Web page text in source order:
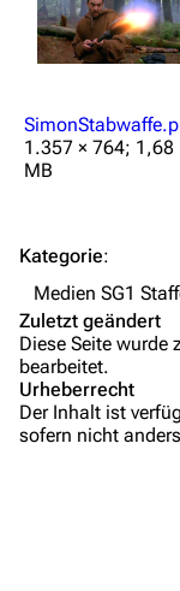
Hilfe
1.357 × 764; 1,68
MB
Kategorie:
Medien SG1
Zuletzt geändert
Diese Seite
bearbeitet.
Urheberrecht
Der Inhalt ist
sofern nicht